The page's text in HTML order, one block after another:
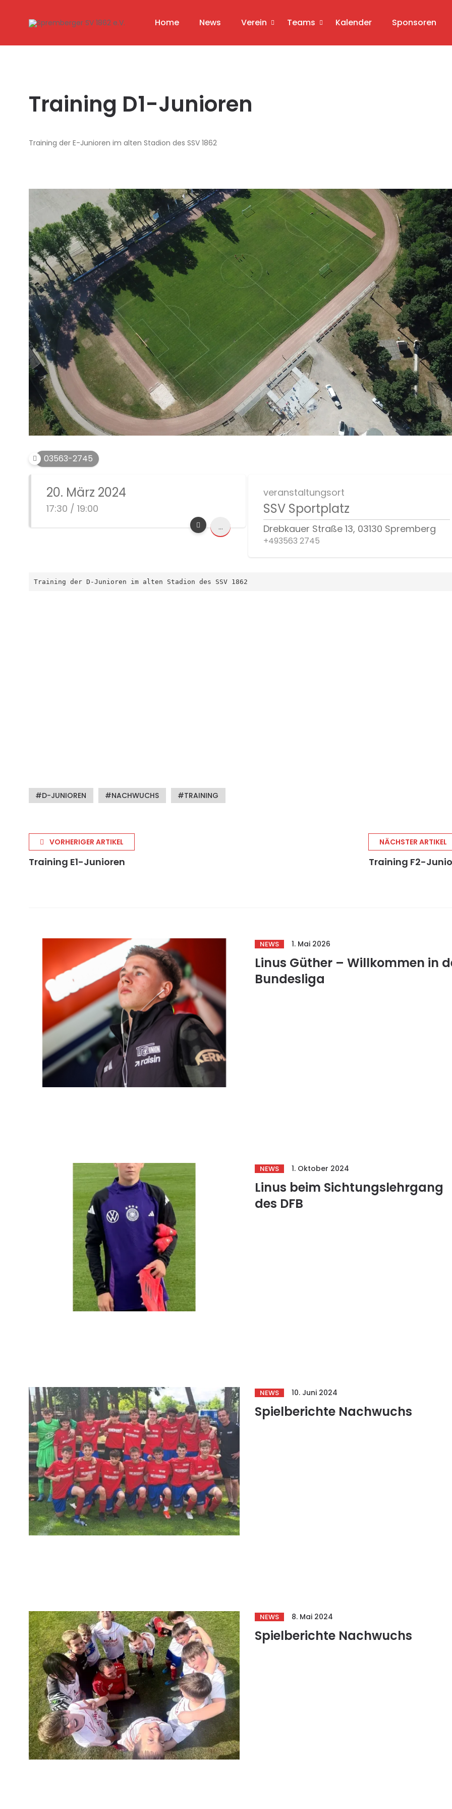
Home News Verein Teams Kalender Sponsoren
Training D1-Junioren
Training der E-Junioren im alten Stadion des SSV 1862
03563-2745
20. März 2024
17:30 / 19:00
...
veranstaltungsort
SSV Sportplatz
Drebkauer Straße 13, 03130 Spremberg
+493563 2745
Training der D-Junioren im alten Stadion des SSV 1862
D-JUNIOREN NACHWUCHS TRAINING
VORHERIGER ARTIKEL
Training E1-Junioren
NÄCHSTER ARTIKEL
Training F2-
NEWS 1. Mai 2026
Linus Güther – Willkommen in
Bundesliga
NEWS 1. Oktober 2024
Linus beim Sichtungslehrgang
des DFB
NEWS 10. Juni 2024
Spielberichte Nachwuchs
NEWS 8. Mai 2024
Spielberichte Nachwuchs